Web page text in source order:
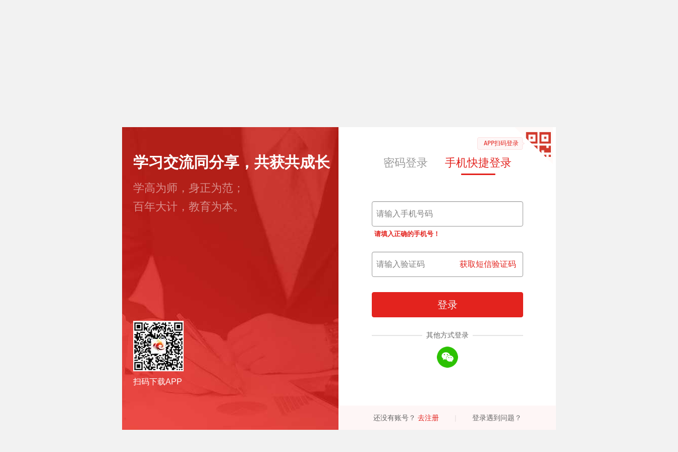
学习交流同分享，共获共成长
学高为师，身正为范；
百年大计，教育为本。
扫码下载APP
APP扫码登录
密码登录 手机快捷登录
请填入正确的手机号！
获取短信验证码
登录
其他方式登录
还没有账号？ 去注册 登录遇到问题？